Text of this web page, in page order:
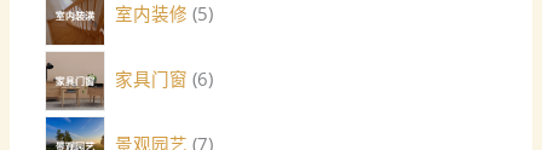
室内装修 5
家具门窗 6
景观园艺 7